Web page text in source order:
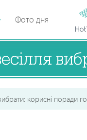
Фото дня
корисні поради